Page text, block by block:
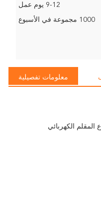
9-12 يوم عمل
1000 مجموعة في الأسبوع
معلومات تفصيلية
الكهربائي